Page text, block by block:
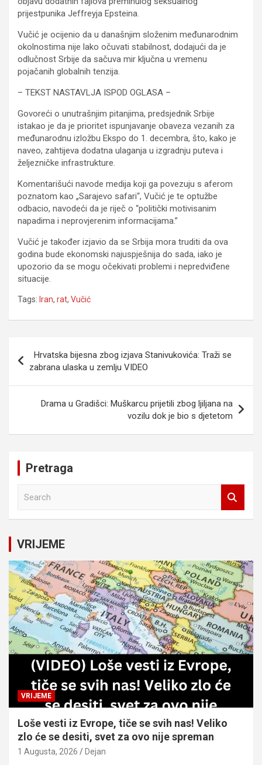
prijestpunika Jeffreyja Epsteina.
Vučić je ocijenio da u današnjim složenim međunarodnim
okolnostima nije lako očuvati stabilnost, dodajući da je
odlučnost Srbije da sačuva mir ključna u vremenu
pojačanih globalnih tenzija.
– TEKST NASTAVLJA ISPOD OGLASA –
Govoreći o unutrašnjim pitanjima, predsjednik Srbije
istakao je da je prioritet ispunjavanje obaveza vezanih za
međunarodnu izložbu Ekspo do 1. decembra, što, kako je
naveo, zahtijeva dodatna ulaganja u izgradnju puteva i
željezničke infrastrukture.
Komentarišući navode medija koji ga povezuju s aferom
poznatom kao „Sarajevo safari“, Vučić je te optužbe
odbacio, navodeći da je riječ o “politički motivisanim
napadima i neprovjerenim informacijama.”
Vučić je također izjavio da se Srbija mora truditi da ova
godina bude ekonomski najuspješnija do sada, iako je
upozorio da se mogu očekivati problemi i nepredviđene
situacije.
Tags: Iran, rat, Vučić
članaka
Hrvatska bijesna zbog izjava Stanivukovića: Traži se
zabrana ulaska u zemlju VIDEO
Drama u Gradišci: Muškarcu prijetili zbog ljiljana na
vozilu dok je bio s djetetom
Pretraga
c
VRIJEME
VRIJEME
Loše vesti iz Evrope, tiče se svih nas! Veliko
zlo će se desiti, svet za ovo nije spreman
1 Augusta, 2026 Dejan